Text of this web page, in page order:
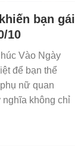
bạn gái
10
Vào Ngày
để bạn thể
nữ quan
nghĩa không chỉ